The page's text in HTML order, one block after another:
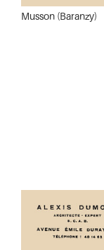
Musson (Baranzy)